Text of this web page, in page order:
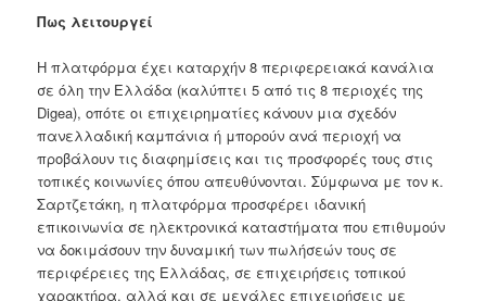
Πως λειτουργεί
Η πλατφόρμα έχει καταρχήν 8 περιφερειακά κανάλια
σε όλη την Ελλάδα (καλύπτει 5 από τις 8 περιοχές της
Digea), οπότε οι επιχειρηματίες κάνουν μια σχεδόν
πανελλαδική καμπάνια ή μπορούν ανά περιοχή να
προβάλουν τις διαφημίσεις και τις προσφορές τους στις
τοπικές κοινωνίες όπου απευθύνονται. Σύμφωνα με τον κ.
Σαρτζετάκη, η πλατφόρμα προσφέρει ιδανική
επικοινωνία σε ηλεκτρονικά καταστήματα που επιθυμούν
να δοκιμάσουν την δυναμική των πωλήσεών τους σε
περιφέρειες της Ελλάδας, σε επιχειρήσεις τοπικού
χαρακτήρα, αλλά και σε μεγάλες επιχειρήσεις με